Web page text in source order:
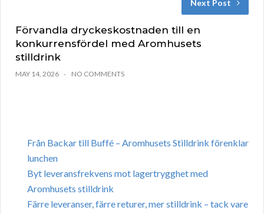
Next Post
Förvandla dryckeskostnaden till en
konkurrensfördel med Aromhusets
stilldrink
MAY 14, 2026 NO COMMENTS
Från Backar till Buffé – Aromhusets Stilldrink förenklar
lunchen
Byt leveransfrekvens mot lagertrygghet med
Aromhusets stilldrink
Färre leveranser, färre returer, mer stilldrink – tack vare